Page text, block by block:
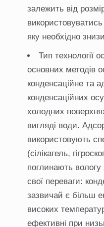
залежить від
яку необхідно
Тип технології
основних методів
конденсаційне та
конденсаційних
холодних
вигляді води.
використовують
(сілікагель,
поглинають
свої переваги:
зазвичай є більш
високих
ефективні при